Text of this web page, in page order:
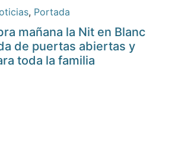
, Portada
mañana la Nit en Blanc
de puertas abiertas y
toda la familia